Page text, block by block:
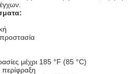
μέχρι 185 °F (85 °C)